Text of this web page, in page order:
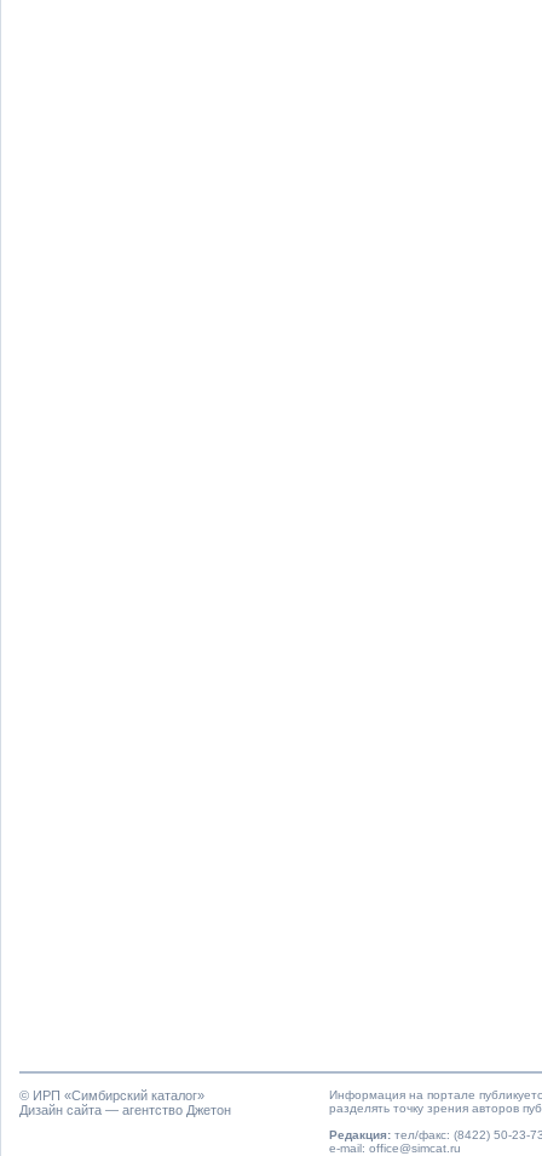
© ИРП «Симбирский каталог»
Дизайн сайта — агентство Джетон
Информация на портале
разделять точку зрения авторов
Редакция: тел/факс: (8422) 50-23-
e-mail: office@simcat.ru